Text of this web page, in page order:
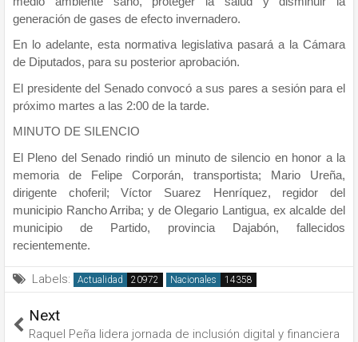
generación de gases de efecto invernadero.
En lo adelante, esta normativa legislativa pasará a la Cámara
de Diputados, para su posterior aprobación.
El presidente del Senado convocó a sus pares a sesión para el
próximo martes a las 2:00 de la tarde.
MINUTO DE SILENCIO
El Pleno del Senado rindió un minuto de silencio en honor a la
memoria de Felipe Corporán, transportista; Mario Ureña,
dirigente choferil; Víctor Suarez Henríquez, regidor del
municipio Rancho Arriba; y de Olegario Lantigua, ex alcalde del
municipio de Partido, provincia Dajabón, fallecidos
recientemente.
Labels: Actualidad Nacionales
Next
Raquel Peña lidera jornada de inclusión digital y financiera